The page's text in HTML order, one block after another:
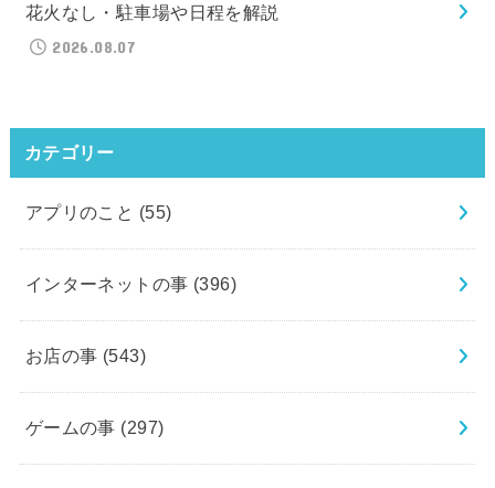
花火なし・駐車場や日程を解説
2026.08.07
カテゴリー
アプリのこと (55)
インターネットの事 (396)
お店の事 (543)
ゲームの事 (297)